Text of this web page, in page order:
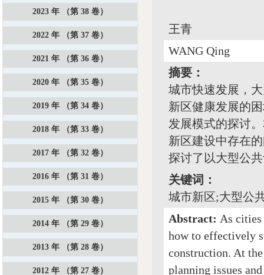
王青
WANG Qing
摘要：
城市快速发展，
新区健康发展的
发展模式的探讨
新区建设中存在
探讨了以大型公
关键词：
城市新区;大型公
Abstract: As
how to effectively
construction. At
planning issues
2023 年 （第 38 卷）
2022 年 （第 37 卷）
2021 年 （第 36 卷）
2020 年 （第 35 卷）
2019 年 （第 34 卷）
2018 年 （第 33 卷）
2017 年 （第 32 卷）
2016 年 （第 31 卷）
2015 年 （第 30 卷）
2014 年 （第 29 卷）
2013 年 （第 28 卷）
2012 年 （第 27 卷）